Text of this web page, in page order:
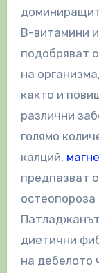
В-витамини
подобряват
на
както и
различни
голямо
калций,
предпазват
остеопороза
диетични
на дебелото